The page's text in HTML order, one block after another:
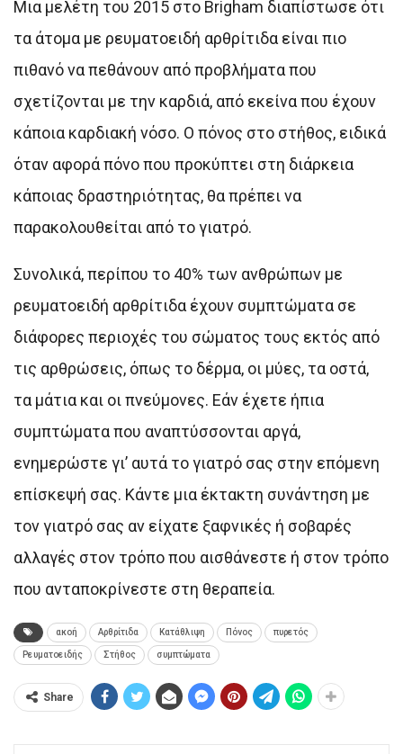
Μια μελέτη του 2015 στο Brigham διαπίστωσε ότι
τα άτομα με ρευματοειδή αρθρίτιδα είναι πιο
πιθανό να πεθάνουν από προβλήματα που
σχετίζονται με την καρδιά, από εκείνα που έχουν
κάποια καρδιακή νόσο. Ο πόνος στο στήθος, ειδικά
όταν αφορά πόνο που προκύπτει στη διάρκεια
κάποιας δραστηριότητας, θα πρέπει να
παρακολουθείται από το γιατρό.
Συνολικά, περίπου το 40% των ανθρώπων με
ρευματοειδή αρθρίτιδα έχουν συμπτώματα σε
διάφορες περιοχές του σώματος τους εκτός από
τις αρθρώσεις, όπως το δέρμα, οι μύες, τα οστά,
τα μάτια και οι πνεύμονες. Εάν έχετε ήπια
συμπτώματα που αναπτύσσονται αργά,
ενημερώστε γι’ αυτά το γιατρό σας στην επόμενη
επίσκεψή σας. Κάντε μια έκτακτη συνάντηση με
τον γιατρό σας αν είχατε ξαφνικές ή σοβαρές
αλλαγές στον τρόπο που αισθάνεστε ή στον τρόπο
που ανταποκρίνεστε στη θεραπεία.
ακοή Αρθρίτιδα Κατάθλιψη Πόνος πυρετός
Ρευματοειδής Στήθος συμπτώματα
Share